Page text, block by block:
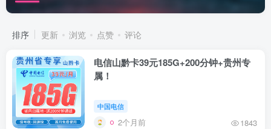
排序 更新 浏览 点赞 评论
电信山黔卡39元185G+200分钟+贵州专
属！
中国电信
2个月前 1843